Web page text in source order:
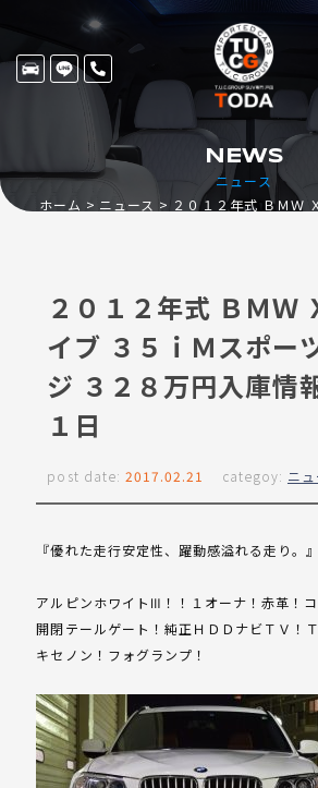
ニュース
NEWS
ホーム ニュース
２０１２年式 ＢＭＷ
イブ ３５ｉＭスポー
ジ ３２８万円入庫情
１日
post date: 2017.02.21 categoy: ニ
『優れた走行安定性、躍動感溢れる走り。』
アルピンホワイトⅢ！！１オーナ！赤革！
開閉テールゲート！純正ＨＤＤナビＴＶ！
キセノン！フォグランプ！